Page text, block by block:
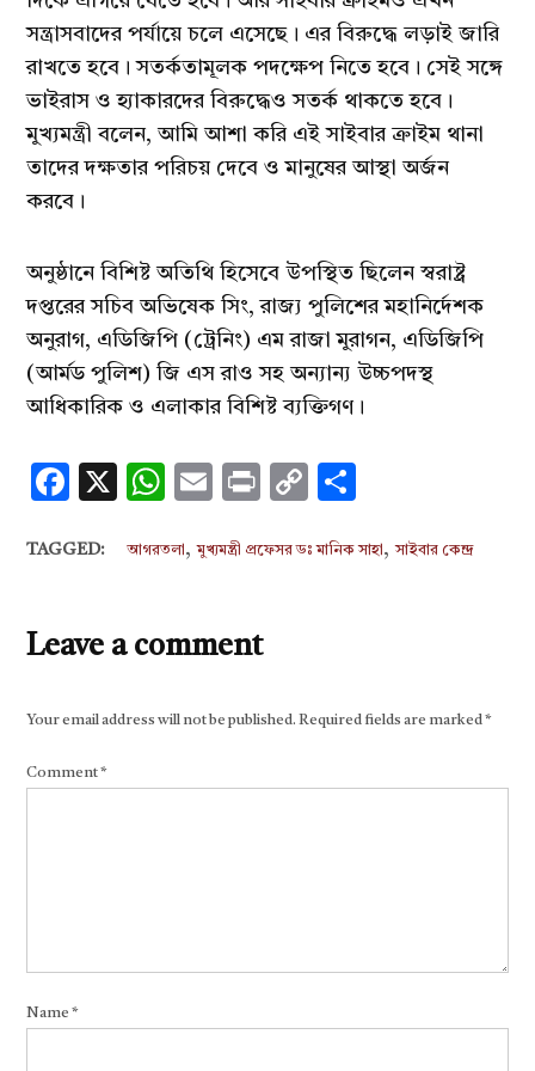
সন্ত্রাসবাদের পর্যায়ে চলে এসেছে। এর বিরুদ্ধে লড়াই জারি
রাখতে হবে। সতর্কতামূলক পদক্ষেপ নিতে হবে। সেই সঙ্গে
ভাইরাস ও হ্যাকারদের বিরুদ্ধেও সতর্ক থাকতে হবে।
মুখ্যমন্ত্রী বলেন, আমি আশা করি এই সাইবার ক্রাইম থানা
তাদের দক্ষতার পরিচয় দেবে ও মানুষের আস্থা অর্জন
করবে।
অনুষ্ঠানে বিশিষ্ট অতিথি হিসেবে উপস্থিত ছিলেন স্বরাষ্ট্র
দপ্তরের সচিব অভিষেক সিং, রাজ্য পুলিশের মহানির্দেশক
অনুরাগ, এডিজিপি (ট্রেনিং) এম রাজা মুরাগন, এডিজিপি
(আর্মড পুলিশ) জি এস রাও সহ অন্যান্য উচ্চপদস্থ
আধিকারিক ও এলাকার বিশিষ্ট ব্যক্তিগণ।
Facebook
X WhatsApp
EmailPrintCopy
TAGGED: আগরতলা ,মুখ্যমন্ত্রী প্রফেসর ডঃ মানিক সাহা ,সাইবার কেন্দ্র
Leave a comment
Your email address will not be published. Required fields are marked*
Comment*
Name*